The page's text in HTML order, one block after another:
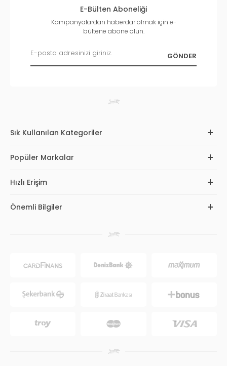
E-Bülten Aboneliği
Kampanyalardan haberdar olmak için e-
bültene abone olun.
Sık Kullanılan Kategoriler
Popüler Markalar
Hızlı Erişim
Önemli Bilgiler